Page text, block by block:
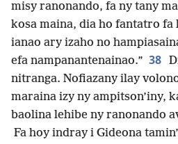
misy ranonando, fa ny tany
kosa maina, dia ho fantatro
ianao ary izaho no
efa nampanantenainao.” 38
nitranga. Nofiazany ilay
maraina izy ny ampitson’iny,
baolina lehibe ny ranonando
Fa hoy indray i Gideona